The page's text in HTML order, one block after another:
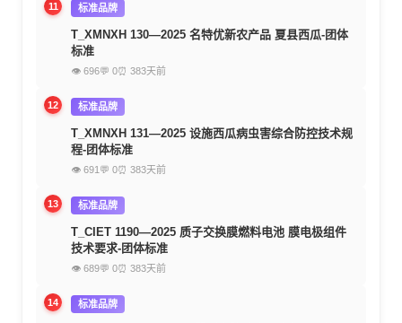
11 标准品牌
T_XMNXH 130—2025 名特优新农产品 夏县西瓜-团体
标准
👁 696💬 0⏰ 383天前
12 标准品牌
T_XMNXH 131—2025 设施西瓜病虫害综合防控技术规
程-团体标准
👁 691 💬 0⏰ 383天前
13 标准品牌
T_CIET 1190—2025 质子交换膜燃料电池 膜电极组件
技术要求-团体标准
👁 689💬 0⏰ 383天前
14 标准品牌